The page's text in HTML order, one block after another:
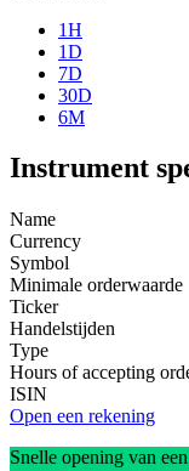
1H
1D
7D
30D
6M
Instrument
Name
Currency
Symbol
Minimale orderwaarde
Ticker
Handelstijden
Type
Hours of accepting
ISIN
Open een rekening
Snelle opening van